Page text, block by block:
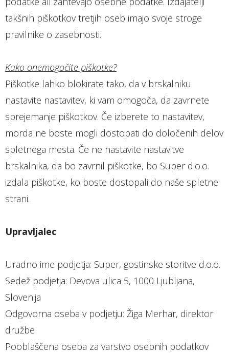
takšnih piškotkov tretjih oseb imajo svoje stroge
pravilnike o zasebnosti.
Kako onemogočite piškotke?
Piškotke lahko blokirate tako, da v brskalniku
nastavite nastavitev, ki vam omogoča, da zavrnete
sprejemanje piškotkov. Če izberete to nastavitev,
morda ne boste mogli dostopati do določenih delov
spletnega mesta. Če ne nastavite nastavitve
brskalnika, da bo zavrnil piškotke, bo Super d.o.o.
izdala piškotke, ko boste dostopali do naše spletne
strani.
Upravljalec
Uradno ime podjetja: Super, gostinske storitve d.o.o.
Sedež podjetja: Devova ulica 5, 1000 Ljubljana,
Slovenija
Odgovorna oseba v podjetju: Žiga Merhar, direktor
družbe
Pooblaščena oseba za varstvo osebnih podatkov